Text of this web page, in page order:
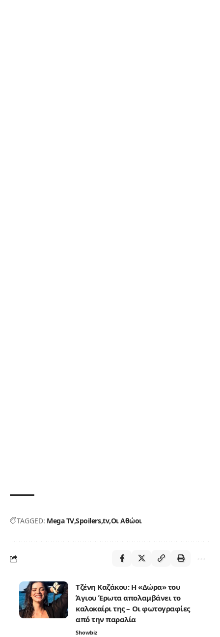
TAGGED: Mega TVSpoilerstv Οι Αθώοι
Τζένη Καζάκου: Η «Δώρα» του
Άγιου Έρωτα απολαμβάνει το
καλοκαίρι της – Οι φωτογραφίες
από την παραλία
Showbiz